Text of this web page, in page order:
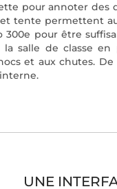
pour annoter des
tente permettent
300e pour être
salle de classe en
et aux chutes.
UNE